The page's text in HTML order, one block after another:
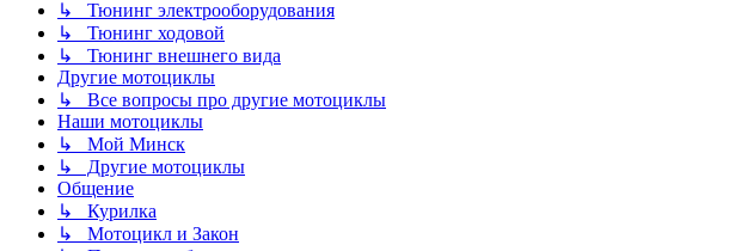
↳ Тюнинг электрооборудования
↳ Тюнинг ходовой
↳ Тюнинг внешнего вида
Другие мотоциклы
↳ Все вопросы про другие мотоциклы
Наши мотоциклы
↳ Мой Минск
↳ Другие мотоциклы
Общение
↳ Курилка
↳ Мотоцикл и Закон